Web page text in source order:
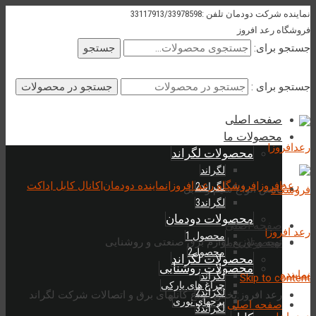
نماینده شرکت دودمان تلفن :33117913/33978598
فروشگاه رعد افروز
جستجو برای: جستجو
جستجو برای :
پخش انواع سیم و کابل
تهیه و توزیع لوازم برق صنعتی و روشنایی
رعد افروز:پخش انواع کانلهای برق و اتصالات شرکت لگراند
صفحه اصلی
محصولات ما
محصولات لگراند
لگراند
لگراند2
لگراند3
محصولات دودمان
محصول 1
محصول2
محصولات روشنایی
چراغ های ی‍ارکی
برجهای نوری
صفحه اصلی
محصولات ما
محصولات لگراند
لگراند
لگراند2
لگراند3
Skip to content
صفحه اصلی